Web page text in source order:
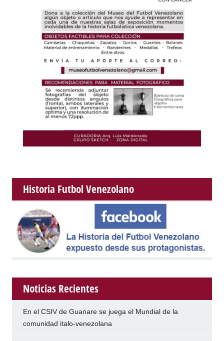
Historia Futbol Venezolano
Noticias Recientes
En el CSIV de Guanare se juega el Mundial de la
comunidad italo-venezolana